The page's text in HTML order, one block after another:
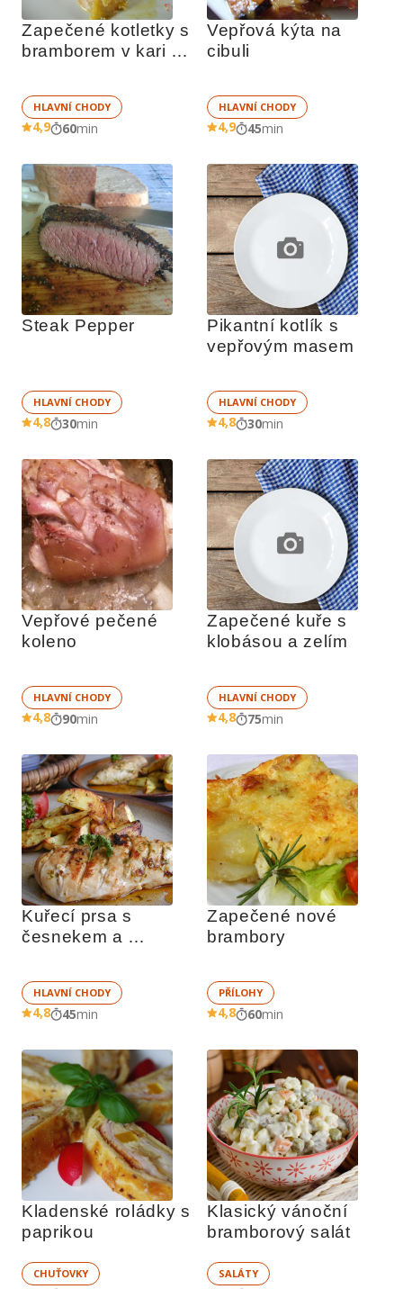
Zapečené kotletky s
bramborem v kari
HLAVNÍ CHODY
4,9 60min
Vepřová kýta na
cibuli
HLAVNÍ CHODY
4,9 45min
Steak Pepper
HLAVNÍ CHODY
4,8 30min
Pikantní kotlík s
vepřovým masem
HLAVNÍ CHODY
4,8 30min
Vepřové pečené
koleno
HLAVNÍ CHODY
4,8 90min
Zapečené kuře s
klobásou a zelím
HLAVNÍ CHODY
4,8 75min
Kuřecí prsa s
česnekem a
HLAVNÍ CHODY
4,8 45min
Zapečené nové
brambory
PŘÍLOHY
4,8 60min
Kladenské roládky s
paprikou
CHUŤOVKY
Klasický vánoční
bramborový salát
SALÁTY